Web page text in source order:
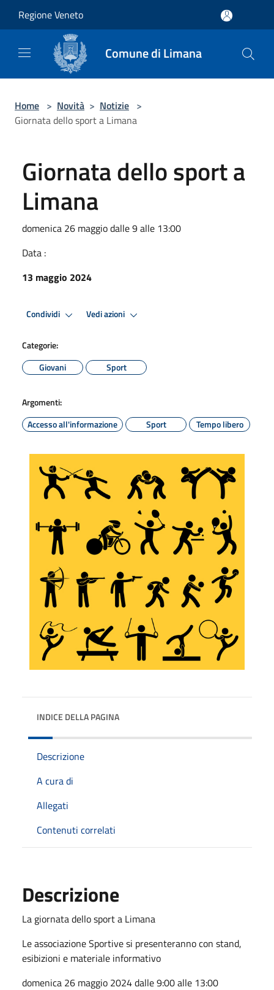
Regione Veneto
Comune di Limana
Home > Novità > Notizie >
Giornata dello sport a Limana
Giornata dello sport a
Limana
domenica 26 maggio dalle 9 alle 13:00
Data :
13 maggio 2024
Condividi Vedi azioni
Categorie:
Giovani
Sport
Argomenti:
Accesso all'informazione
Sport Tempo libero
INDICE DELLA PAGINA
Descrizione
A cura di
Allegati
Contenuti correlati
Descrizione
La giornata dello sport a Limana
Le associazione Sportive si presenteranno con stand,
esibizioni e materiale informativo
domenica 26 maggio 2024 dalle 9:00 alle 13:00